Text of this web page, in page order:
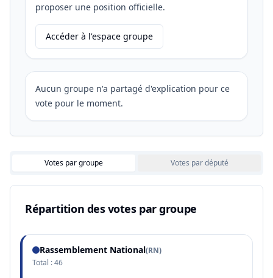
proposer une position officielle.
Accéder à l'espace groupe
Aucun groupe n'a partagé d'explication pour ce
vote pour le moment.
Votes par groupe Votes par député
Répartition des votes par groupe
Rassemblement National(RN)
Total :46